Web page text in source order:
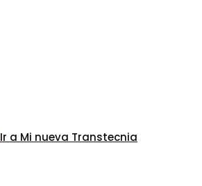
Ir a Mi nueva Transtecnia